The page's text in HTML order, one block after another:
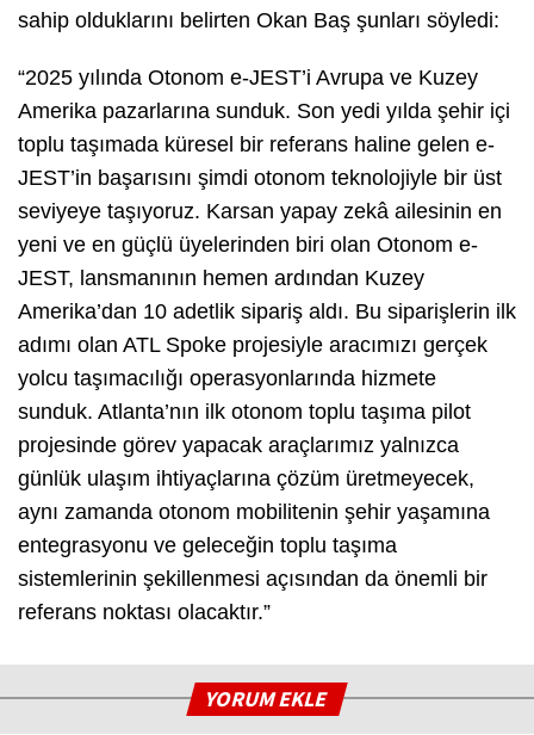
sahip olduklarını belirten Okan Baş şunları söyledi:
“2025 yılında Otonom e-JEST’i Avrupa ve Kuzey
Amerika pazarlarına sunduk. Son yedi yılda şehir içi
toplu taşımada küresel bir referans haline gelen e-
JEST’in başarısını şimdi otonom teknolojiyle bir üst
seviyeye taşıyoruz. Karsan yapay zekâ ailesinin en
yeni ve en güçlü üyelerinden biri olan Otonom e-
JEST, lansmanının hemen ardından Kuzey
Amerika’dan 10 adetlik sipariş aldı. Bu siparişlerin ilk
adımı olan ATL Spoke projesiyle aracımızı gerçek
yolcu taşımacılığı operasyonlarında hizmete
sunduk. Atlanta’nın ilk otonom toplu taşıma pilot
projesinde görev yapacak araçlarımız yalnızca
günlük ulaşım ihtiyaçlarına çözüm üretmeyecek,
aynı zamanda otonom mobilitenin şehir yaşamına
entegrasyonu ve geleceğin toplu taşıma
sistemlerinin şekillenmesi açısından da önemli bir
referans noktası olacaktır.”
YORUM EKLE